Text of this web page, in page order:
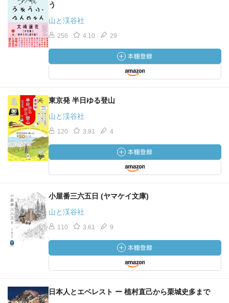
う
山と渓谷社
256 4.10 29
東京発 半日ゆる登山
山と渓谷社
120 3.91 4
小屋番三六五日 (ヤマケイ文庫)
山と渓谷社
110 3.61 9
日本人とエベレスト ー 植村直己から栗城史多まで